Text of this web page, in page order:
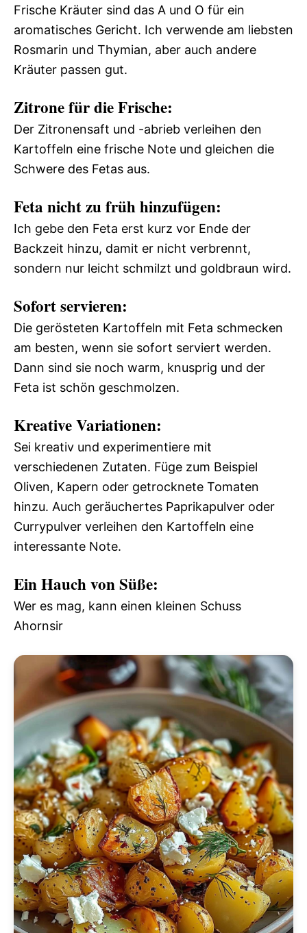
Frische Kräuter sind das A und O für ein
aromatisches Gericht. Ich verwende am liebsten
Rosmarin und Thymian, aber auch andere
Kräuter passen gut.
Zitrone für die Frische:
Der Zitronensaft und -abrieb verleihen den
Kartoffeln eine frische Note und gleichen die
Schwere des Fetas aus.
Feta nicht zu früh hinzufügen:
Ich gebe den Feta erst kurz vor Ende der
Backzeit hinzu, damit er nicht verbrennt,
sondern nur leicht schmilzt und goldbraun wird.
Sofort servieren:
Die gerösteten Kartoffeln mit Feta schmecken
am besten, wenn sie sofort serviert werden.
Dann sind sie noch warm, knusprig und der
Feta ist schön geschmolzen.
Kreative Variationen:
Sei kreativ und experimentiere mit
verschiedenen Zutaten. Füge zum Beispiel
Oliven, Kapern oder getrocknete Tomaten
hinzu. Auch geräuchertes Paprikapulver oder
Currypulver verleihen den Kartoffeln eine
interessante Note.
Ein Hauch von Süße:
Wer es mag, kann einen kleinen Schuss
Ahornsir